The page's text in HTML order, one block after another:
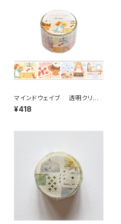
マインドウェイブ 透明クリア
テープ95692 リル ストーリー
baking scene 30mm
¥418